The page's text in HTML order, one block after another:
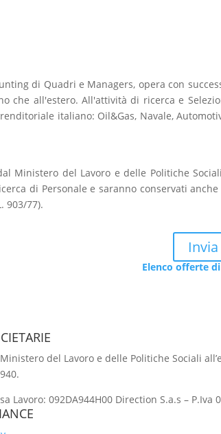
di Quadri e Managers, opera con
che all'estero. All'attività di ricerca e
italiano: Oil&Gas, Navale,
Ministero del Lavoro e delle Politiche
di Personale e saranno conservati
903/77).
Elenco offerte
del Lavoro e delle Politiche Sociali
Lavoro: 092DA944H00 Direction S.a.s – P.Iva